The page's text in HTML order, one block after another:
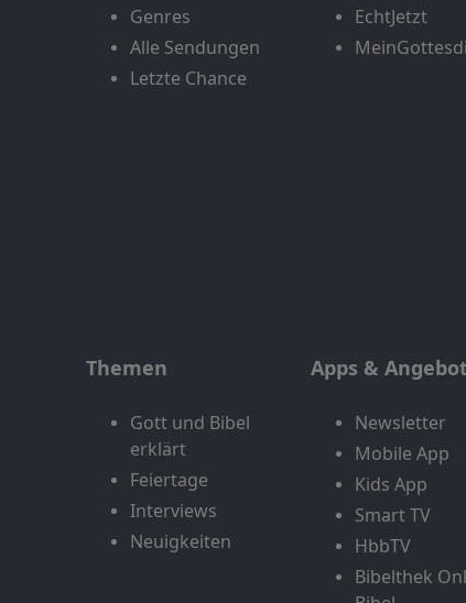
Genres
Alle Sendungen
Letzte Chance
EchtJetzt
Themen
Gott und Bibel
erklärt
Feiertage
Interviews
Neuigkeiten
Apps &
Newsletter
Mobile App
Kids App
Smart TV
HbbTV
Bibelthek